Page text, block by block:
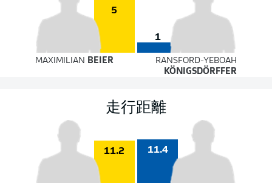
5
1
MAXIMILIAN BEIER
RANSFORD-YEBOAH
KÖNIGSDÖRFFER
走行距離
11.2 11.4